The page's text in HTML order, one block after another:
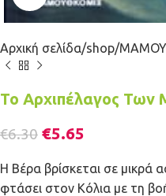
Αρχική σελίδα shop
Το Αρχιπέλαγος Των
€6.30 €5.65
Η Βέρα βρίσκεται σε μικρά
φτάσει στον Κόλια με τη